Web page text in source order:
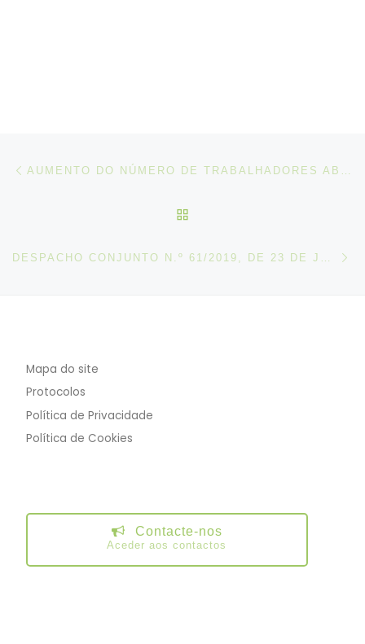
Post navigation
Mapa do site
Protocolos
Política de Privacidade
Política de Cookies
Contacte-nos
Aceder aos contactos